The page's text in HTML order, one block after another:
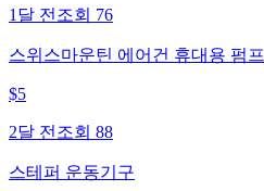
1달 전 조회 76
스위스마운틴 에어건 휴대용 펌프
$5
2달 전 조회 88
스테퍼 운동기구